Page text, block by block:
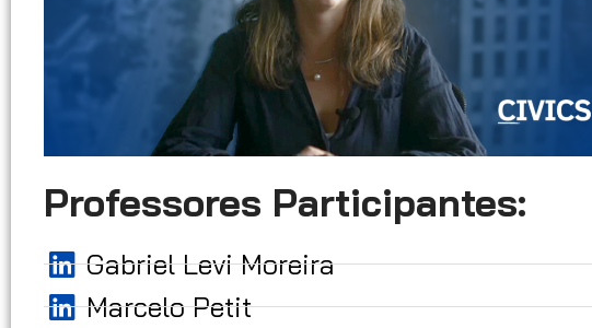
Professores Participantes:
Gabriel Levi Moreira
Marcelo Petit